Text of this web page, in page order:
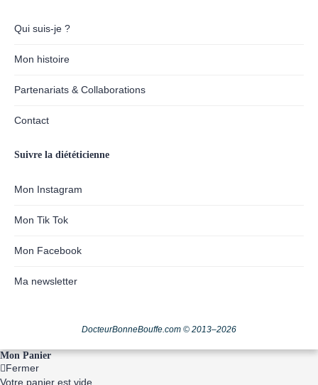
Qui suis-je ?
Mon histoire
Partenariats & Collaborations
Contact
Suivre la diététicienne
Mon Instagram
Mon Tik Tok
Mon Facebook
Ma newsletter
DocteurBonneBouffe.com © 2013–2026
Mon Panier
Fermer
Votre panier est vide.